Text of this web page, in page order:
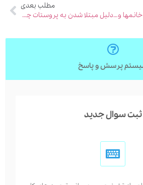
علائم عفونت مثانه در خانمها و علت آن
مطلب بعدی
دلیل مبتلا شدن به پروستات چیست؟
پرسش و پاسخ
ثبت سوال جدید